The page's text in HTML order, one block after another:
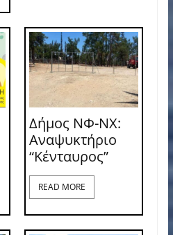
Δήμος ΝΦ-ΝΧ:
Αναψυκτήριο
“Κένταυρος”
READ MORE